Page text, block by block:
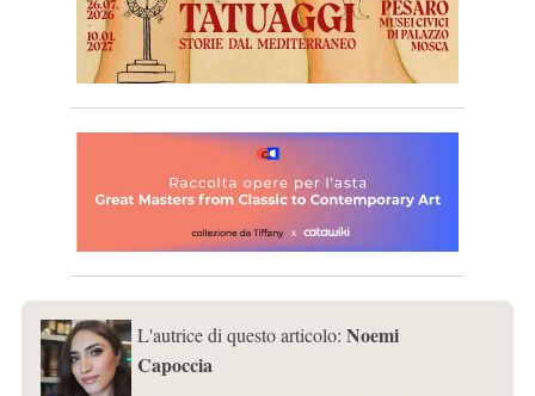
L'autrice di questo articolo: Noemi
Capoccia